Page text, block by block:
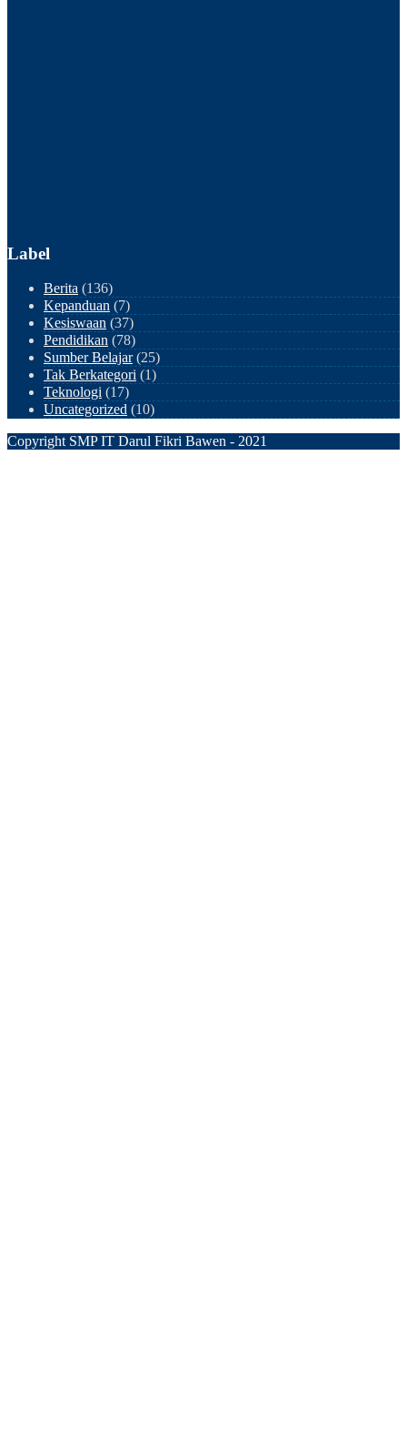
Label
Berita (136)
Kepanduan (7)
Kesiswaan (37)
Pendidikan (78)
Sumber Belajar(25)
Tak Berkategori (1)
Teknologi (17)
Uncategorized (10)
Copyright SMP IT Darul Fikri Bawen - 2021